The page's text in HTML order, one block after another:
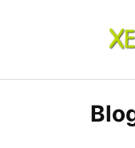
xerguio.ES |